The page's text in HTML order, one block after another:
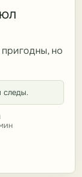
но
следы.